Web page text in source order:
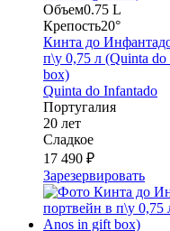
Объем0.75 L
Крепость20°
Кинта до
п\у 0,75 л (Quinta
box)
Quinta do Infantado
Португалия
20 лет
Сладкое
17 490 ₽
Зарезервировать